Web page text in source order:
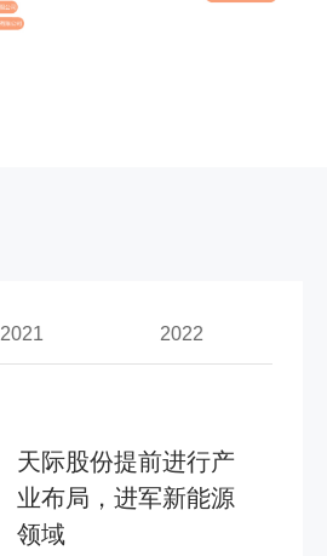
2021 2022
天际公司创立
天际公司创立，引进并开发电
热水壶系列产品，填补了国内
天际公司率先研发生
产陶瓷电炖锅系列产
品
天际公司率先推出陶
瓷隔水炖产品系列产
品
天际品牌荣获广东省
著名商标
荣获广东省著名商标称号，获
天际品牌荣获国家驰
名商标
国家工商总局商标局认定“天
天际股份正式登陆中
国A股市场
公司正式在深交所主板A股上
天际股份提前进行产
业布局，进军新能源
领域
天际股份加大新能源
产能扩张力度
公司通过合作投资的方式建设
天际股份正式改名
为“天际新能源科技股
份有限公司”
天际股份加大新能源
产能扩张力度
2023年投产六氟磷酸锂3万吨
天际股份加大新能源
产能扩张力度
2024年投产六氟磷酸锂达到5万